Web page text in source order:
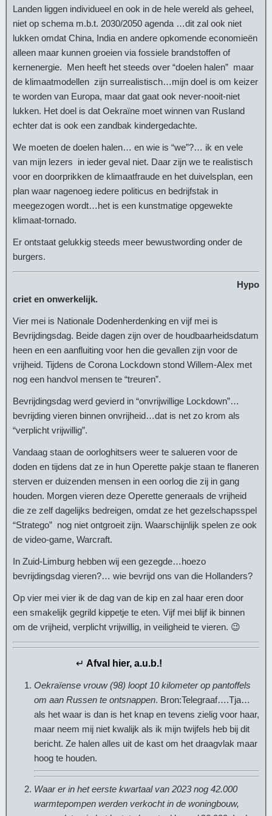
Landen liggen individueel en ook in de hele wereld als geheel,
niet op schema m.b.t. 2030/2050 agenda …dit zal ook niet
lukken omdat China, India en andere opkomende economieën
alleen maar kunnen groeien via fossiele brandstoffen of
kernenergie. Men heeft het steeds over “doelen halen” maar
de klimaatmodellen zijn surrealistisch…mijn doel is om keizer
te worden van Europa, maar dat gaat ook never-nooit-niet
lukken. Het doel is dat Oekraïne moet winnen van Rusland
echter dat is ook een zandbak kindergedachte.
We moeten de doelen halen… en wie is “we”?… ik en vele
van mijn lezers in ieder geval niet. Daar zijn we te realistisch
voor en doorprikken de klimaatfraude en het duivelsplan, een
plan waar nagenoeg iedere politicus en bedrijfstak in
meegezogen wordt…het is een kunstmatige opgewekte
klimaat-tornado.
Er ontstaat gelukkig steeds meer bewustwording onder de
burgers.
Hypo
criet en onwerkelijk.
Vier mei is Nationale Dodenherdenking en vijf mei is
Bevrijdingsdag. Beide dagen zijn over de houdbaarheidsdatum
heen en een aanfluiting voor hen die gevallen zijn voor de
vrijheid. Tijdens de Corona Lockdown stond Willem-Alex met
nog een handvol mensen te “treuren”.
Bevrijdingsdag werd gevierd in “onvrijwillige Lockdown”…
bevrijding vieren binnen onvrijheid…dat is net zo krom als
“verplicht vrijwillig”.
Vandaag staan de oorloghitsers weer te salueren voor de
doden en tijdens dat ze in hun Operette pakje staan te flaneren
sterven er duizenden mensen in een oorlog die zij in gang
houden. Morgen vieren deze Operette generaals de vrijheid
die ze zelf dagelijks bedreigen, omdat ze het gezelschapsspel
“Stratego” nog niet ontgroeit zijn. Waarschijnlijk spelen ze ook
de video-game, Warcraft.
In Zuid-Limburg hebben wij een gezegde…hoezo
bevrijdingsdag vieren?… wie bevrijd ons van die Hollanders?
Op vier mei vier ik de dag van de kip en zal haar eren door
een smakelijk gegrild kippetje te eten. Vijf mei blijf ik binnen
om de vrijheid, verplicht vrijwillig, in veiligheid te vieren. 😉
↵ Afval hier, a.u.b.!
Oekraïense vrouw (98) loopt 10 kilometer op pantoffels
om aan Russen te ontsnappen. Bron:Telegraaf….Tja…
als het waar is dan is het knap en tevens zielig voor haar,
maar neem mij niet kwalijk als ik mijn twijfels heb bij dit
bericht. Ze halen alles uit de kast om het draagvlak maar
hoog te houden.
Waar er in het eerste kwartaal van 2023 nog 42.000
warmtepompen werden verkocht in de woningbouw,